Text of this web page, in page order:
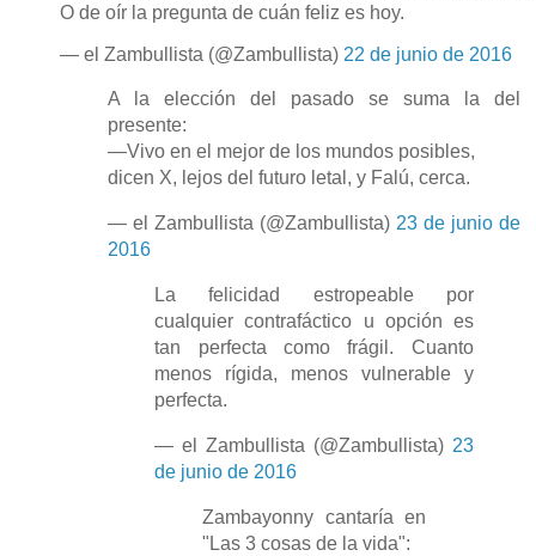
O de oír la pregunta de cuán feliz es hoy.
— el Zambullista (@Zambullista) 22 de junio de 2016
A la elección del pasado se suma la del
presente:
—Vivo en el mejor de los mundos posibles,
dicen X, lejos del futuro letal, y Falú, cerca.
— el Zambullista (@Zambullista) 23 de junio de
2016
La felicidad estropeable por
cualquier contrafáctico u opción es
tan perfecta como frágil. Cuanto
menos rígida, menos vulnerable y
perfecta.
— el Zambullista (@Zambullista) 23
de junio de 2016
Zambayonny cantaría en
"Las 3 cosas de la vida":